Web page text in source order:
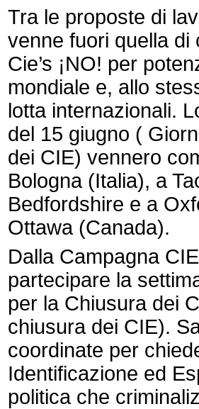
Tra le proposte di
venne fuori quella
Cie’s ¡NO! per
mondiale e, allo
lotta internazionali.
del 15 giugno (
dei CIE) vennero
Bologna (Italia), a
Bedfordshire e a
Ottawa (Canada).
Dalla Campagna
partecipare la
per la Chiusura dei
chiusura dei CIE).
coordinate per
Identificazione ed
politica che